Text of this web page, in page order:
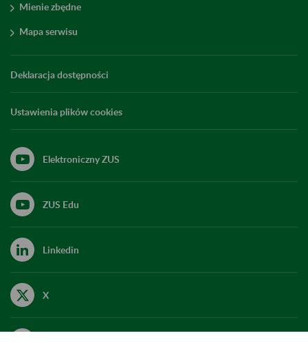
Mienie zbędne
Mapa serwisu
Deklaracja dostępności
Ustawienia plików cookies
Elektroniczny ZUS
ZUS Edu
Linkedin
X